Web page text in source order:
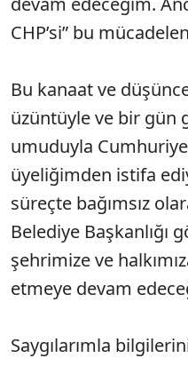
CHP’si” bu
Bu kanaat ve
üzüntüyle ve bir gün
umuduyla
üyeliğimden istifa
süreçte bağımsız
Belediye Başkanlığı
şehrimize ve
etmeye devam
Saygılarımla